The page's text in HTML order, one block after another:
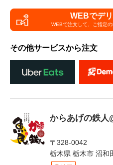
WEBでデ
WEBで注文して、 ご指定
その他サービスから注文
からあげの鉄人
〒328-0042
栃木県 栃木市 沼和